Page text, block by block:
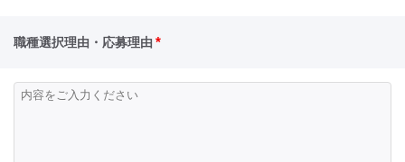
職種選択理由・応募理由 *